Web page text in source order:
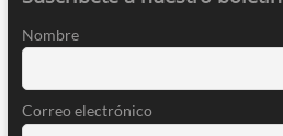
Nombre
Correo electrónico